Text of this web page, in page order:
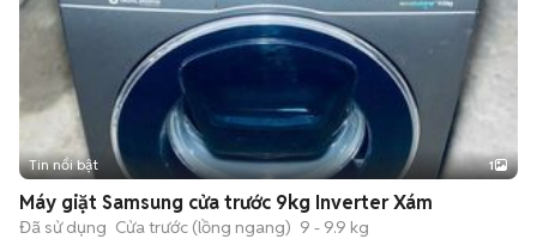
Tin nổi bật 1
Máy giặt Samsung cửa trước 9kg Inverter Xám
Đã sử dụng Cửa trước (lồng ngang) 9 - 9.9 kg